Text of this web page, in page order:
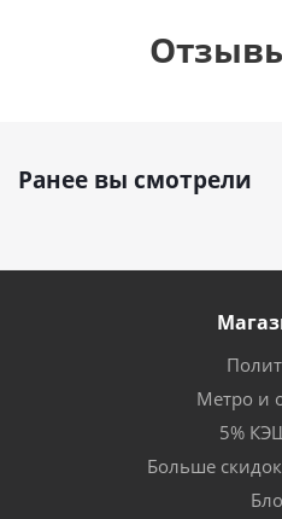
Ранее вы смотрели
Метро и
5%
Больше